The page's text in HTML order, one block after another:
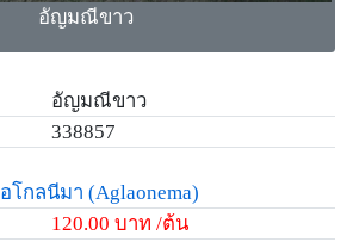
อัญมณีขาว
อัญมณีขาว
338857
อโกลนีมา (Aglaonema)
120.00 บาท /ต้น